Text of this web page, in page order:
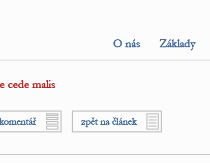
O nás Základy
cede malis
zpět na článek